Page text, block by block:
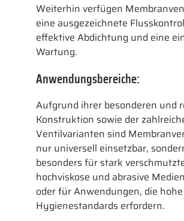
Weiterhin verfügen
eine ausgezeichnete
effektive Abdichtung und eine
Wartung.
Anwendungsbereiche:
Aufgrund ihrer besonderen und
Konstruktion sowie der
Ventilvarianten sind
nur universell einsetzbar,
besonders für stark
hochviskose und abrasive
oder für Anwendungen, die hohe
Hygienestandards erfordern.